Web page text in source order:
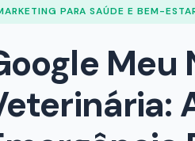
PARA SAÚDE E BEM-
Meu